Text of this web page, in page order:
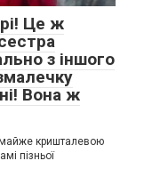
Це ж
з іншого
Вона ж
кришталевою
пізньої